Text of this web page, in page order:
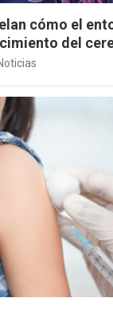
cómo el
del